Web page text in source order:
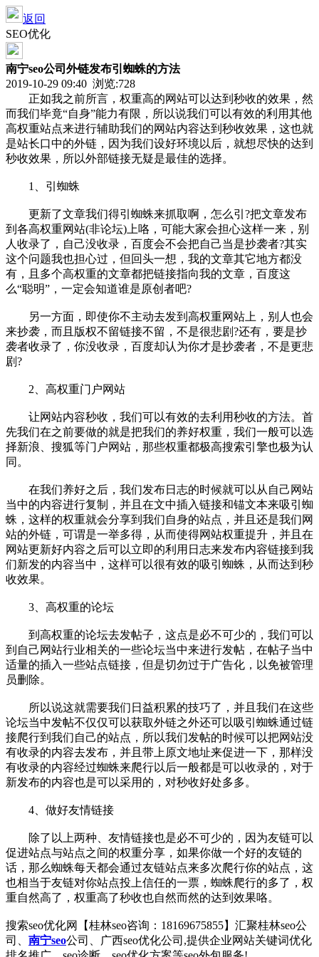
返回
SEO优化
南宁seo公司外链发布引蜘蛛的方法
2019-10-29 09:40 浏览:728
正如我之前所言，权重高的网站可以达到秒收的效果，然
而我们毕竟“自身”能力有限，所以说我们可以有效的利用其他
高权重站点来进行辅助我们的网站内容达到秒收效果，这也就
是站长口中的外链，因为我们设好环境以后，就想尽快的达到
秒收效果，所以外部链接无疑是最佳的选择。
1、引蜘蛛
更新了文章我们得引蜘蛛来抓取啊，怎么引?把文章发布
到各高权重网站(非论坛)上咯，可能大家会担心这样一来，别
人收录了，自己没收录，百度会不会把自己当是抄袭者?其实
这个问题我也担心过，但回头一想，我的文章其它地方都没
有，且多个高权重的文章都把链接指向我的文章，百度这
么“聪明”，一定会知道谁是原创者吧?
另一方面，即使你不主动去发到高权重网站上，别人也会
来抄袭，而且版权不留链接不留，不是很悲剧?还有，要是抄
袭者收录了，你没收录，百度却认为你才是抄袭者，不是更悲
剧?
2、高权重门户网站
让网站内容秒收，我们可以有效的去利用秒收的方法。首
先我们在之前要做的就是把我们的养好权重，我们一般可以选
择新浪、搜狐等门户网站，那些权重都极高搜索引擎也极为认
同。
在我们养好之后，我们发布日志的时候就可以从自己网站
当中的内容进行复制，并且在文中插入链接和锚文本来吸引蜘
蛛，这样的权重就会分享到我们自身的站点，并且还是我们网
站的外链，可谓是一举多得，从而使得网站权重提升，并且在
网站更新好内容之后可以立即的利用日志来发布内容链接到我
们新发的内容当中，这样可以很有效的吸引蜘蛛，从而达到秒
收效果。
3、高权重的论坛
到高权重的论坛去发帖子，这点是必不可少的，我们可以
到自己网站行业相关的一些论坛当中来进行发帖，在帖子当中
适量的插入一些站点链接，但是切勿过于广告化，以免被管理
员删除。
所以说这就需要我们日益积累的技巧了，并且我们在这些
论坛当中发帖不仅仅可以获取外链之外还可以吸引蜘蛛通过链
接爬行到我们自己的站点，所以我们发帖的时候可以把网站没
有收录的内容去发布，并且带上原文地址来促进一下，那样没
有收录的内容经过蜘蛛来爬行以后一般都是可以收录的，对于
新发布的内容也是可以采用的，对秒收好处多多。
4、做好友情链接
除了以上两种、友情链接也是必不可少的，因为友链可以
促进站点与站点之间的权重分享，如果你做一个好的友链的
话，那么蜘蛛每天都会通过友链站点来多次爬行你的站点，这
也相当于友链对你站点投上信任的一票，蜘蛛爬行的多了，权
重自然高了，权重高了秒收也自然而然的达到效果咯。
搜索seo优化网【桂林seo咨询：18169675855】汇聚桂林seo公
司、 南宁seo公司、广西seo优化公司,提供企业网站关键词优化